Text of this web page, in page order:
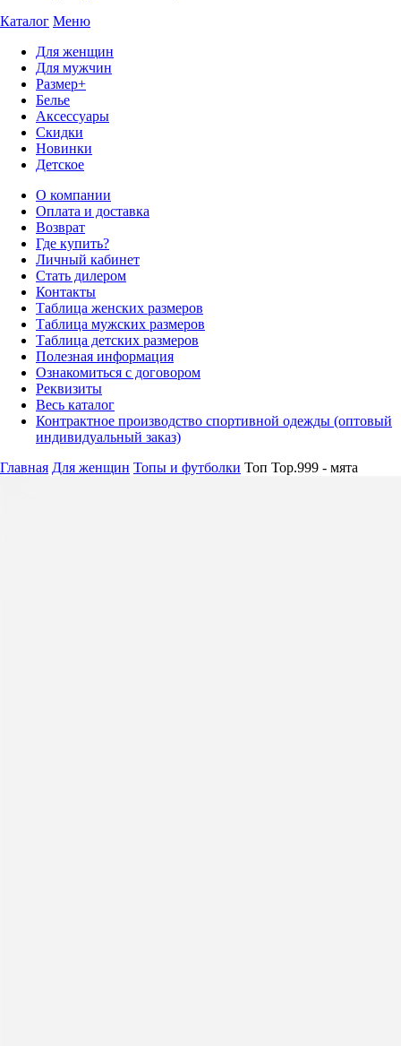
Каталог Меню
Для женщин
Для мужчин
Размер+
Белье
Аксессуары
Скидки
Новинки
Детское
О компании
Оплата и доставка
Возврат
Где купить?
Личный кабинет
Стать дилером
Контакты
Таблица женских размеров
Таблица мужских размеров
Таблица детских размеров
Полезная информация
Ознакомиться с договором
Реквизиты
Весь каталог
Контрактное производство спортивной одежды (оптовый
индивидуальный заказ)
Главная Для женщин Топы и футболки Топ Top.999 - мята